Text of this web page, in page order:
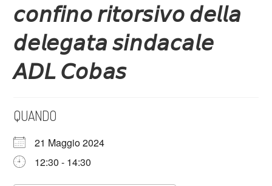
𝘤𝘰𝘯𝘧𝘪𝘯𝘰 𝘳𝘪𝘵𝘰𝘳𝘴𝘪𝘷𝘰 𝘥𝘦𝘭𝘭𝘢
𝘥𝘦𝘭𝘦𝘨𝘢𝘵𝘢 𝘴𝘪𝘯𝘥𝘢𝘤𝘢𝘭𝘦
𝘈𝘋𝘓 𝘊𝘰𝘣𝘢𝘴
QUANDO
21 Maggio 2024
12:30 - 14:30